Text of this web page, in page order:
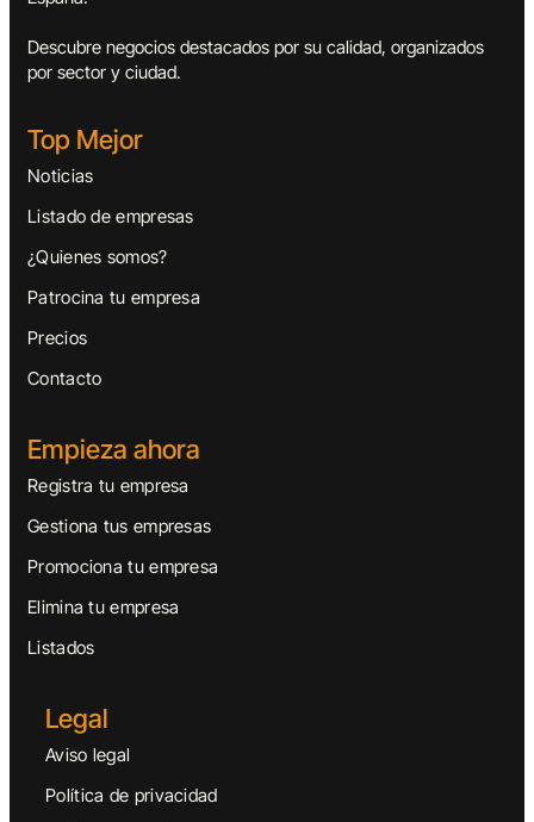
Descubre negocios destacados por su calidad, organizados
por sector y ciudad.
Top Mejor
Noticias
Listado de empresas
¿Quienes somos?
Patrocina tu empresa
Precios
Contacto
Empieza ahora
Registra tu empresa
Gestiona tus empresas
Promociona tu empresa
Elimina tu empresa
Listados
Legal
Aviso legal
Política de privacidad